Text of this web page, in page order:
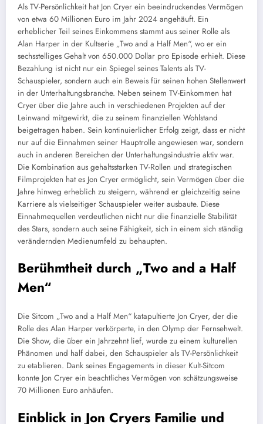
Als TV-Persönlichkeit hat Jon Cryer ein beeindruckendes Vermögen
von etwa 60 Millionen Euro im Jahr 2024 angehäuft. Ein
erheblicher Teil seines Einkommens stammt aus seiner Rolle als
Alan Harper in der Kultserie „Two and a Half Men“, wo er ein
sechsstelliges Gehalt von 650.000 Dollar pro Episode erhielt. Diese
Bezahlung ist nicht nur ein Spiegel seines Talents als TV-
Schauspieler, sondern auch ein Beweis für seinen hohen Stellenwert
in der Unterhaltungsbranche. Neben seinem TV-Einkommen hat
Cryer über die Jahre auch in verschiedenen Projekten auf der
Leinwand mitgewirkt, die zu seinem finanziellen Wohlstand
beigetragen haben. Sein kontinuierlicher Erfolg zeigt, dass er nicht
nur auf die Einnahmen seiner Hauptrolle angewiesen war, sondern
auch in anderen Bereichen der Unterhaltungsindustrie aktiv war.
Die Kombination aus gehaltsstarken TV-Rollen und strategischen
Filmprojekten hat es Jon Cryer ermöglicht, sein Vermögen über die
Jahre hinweg erheblich zu steigern, während er gleichzeitig seine
Karriere als vielseitiger Schauspieler weiter ausbaute. Diese
Einnahmequellen verdeutlichen nicht nur die finanzielle Stabilität
des Stars, sondern auch seine Fähigkeit, sich in einem sich ständig
verändernden Medienumfeld zu behaupten.
Berühmtheit durch „Two and a Half
Men“
Die Sitcom „Two and a Half Men“ katapultierte Jon Cryer, der die
Rolle des Alan Harper verkörperte, in den Olymp der Fernsehwelt.
Die Show, die über ein Jahrzehnt lief, wurde zu einem kulturellen
Phänomen und half dabei, den Schauspieler als TV-Persönlichkeit
zu etablieren. Dank seines Engagements in dieser Kult-Sitcom
konnte Jon Cryer ein beachtliches Vermögen von schätzungsweise
70 Millionen Euro anhäufen.
Einblick in Jon Cryers Familie und